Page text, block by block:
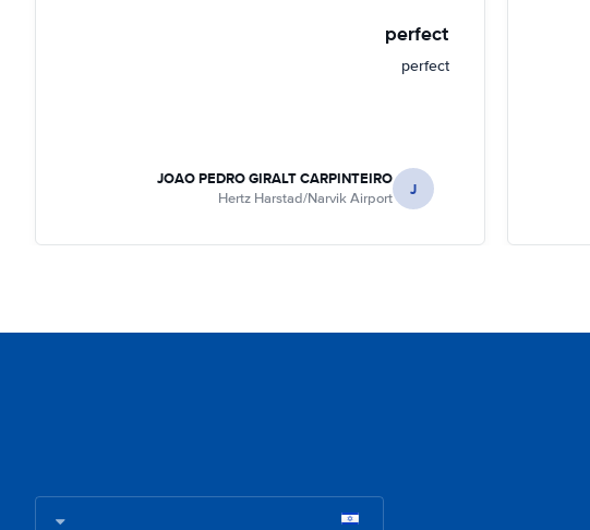
perfect
perfect
J
JOAO PEDRO GIRALT CARPINTEIRO
Hertz Harstad/Narvik Airport